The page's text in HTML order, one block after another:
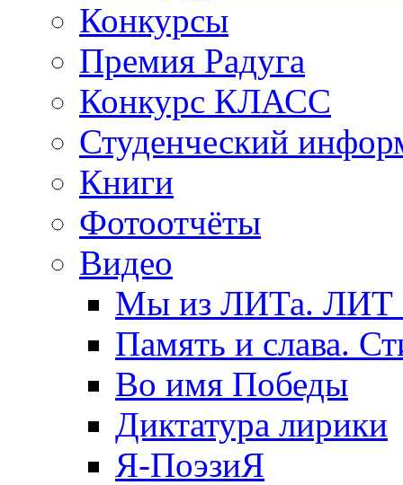
Конкурсы
Премия Радуга
Конкурс КЛАСС
Студенческий
Книги
Фотоотчёты
Видео
Мы из ЛИТа. ЛИТ
Память и слава.
Во имя Победы
Диктатура лирики
Я-ПоэзиЯ